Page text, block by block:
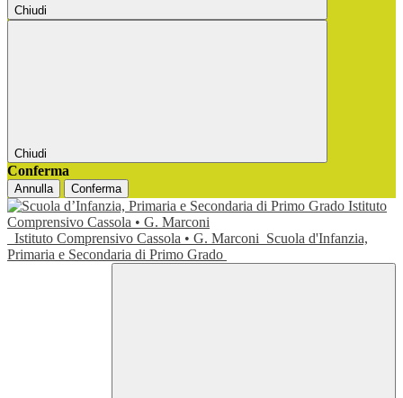
Chiudi
Chiudi
Conferma
Annulla Conferma
Istituto Comprensivo Cassola • G. Marconi Scuola d'Infanzia,
Primaria e Secondaria di Primo Grado